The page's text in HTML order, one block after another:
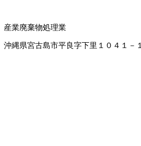
産業廃棄物処理業
沖縄県宮古島市平良字下里１０４１－１